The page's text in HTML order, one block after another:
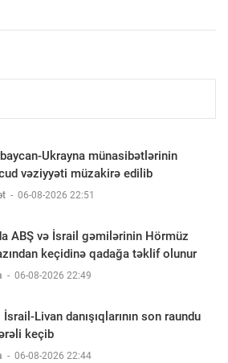
Ukrayna münasibətlərinin
vəziyyəti müzakirə edilib
- 06-08-2026 22:51
ABŞ və İsrail gəmilərinin Hörmüz
keçidinə qadağa təklif olunur
- 06-08-2026 22:49
İsrail-Livan danışıqlarının son raundu
keçib
- 06-08-2026 22:44